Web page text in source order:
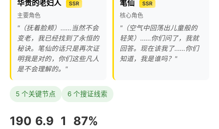
华贵的老妇人 SSR
主要角色
"（抚着脸颊）……当然不会
变老，我已经找到了永恒的
秘诀。笔仙的话只是再次证
明我是对的，你们这些凡人
是不会理解的。"
笔仙 SSR
核心角色
"（空气中回荡出儿童般的
轻笑）……你们问了，我就
回答。现在该我了……你们
知道，我是谁吗？"
5 个关键节点 6 个搜证线索
190 6.9 1 87%